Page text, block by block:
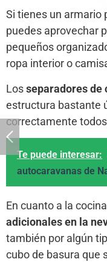
Si tienes un armario
puedes aprovechar
pequeños
ropa interior o
Losseparadores de
estructura bastante
correctamente
Te puede interesar:
autocaravanas de
En cuanto a la
adicionales en la
también por algún
cubo de basura que